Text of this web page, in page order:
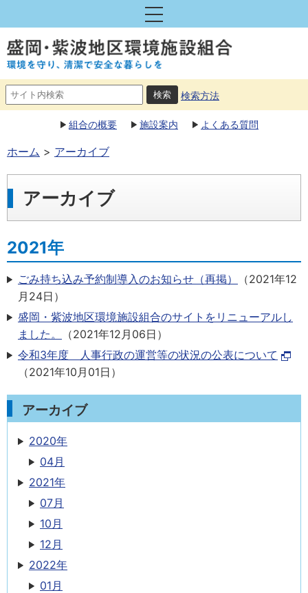
検索方法
組合の概要 施設案内 よくある質問
ホーム アーカイブ
アーカイブ
2021年
ごみ持ち込み予約制導入のお知らせ（再掲） （2021年12
月24日 ）
盛岡・紫波地区環境施設組合のサイトをリニューアルし
ました。
（2021年12月06日 ）
令和3年度 人事行政の運営等の状況の公表について
（2021年10月01日 ）
アーカイブ
2020年
04月
2021年
07月
10月
12月
2022年
01月